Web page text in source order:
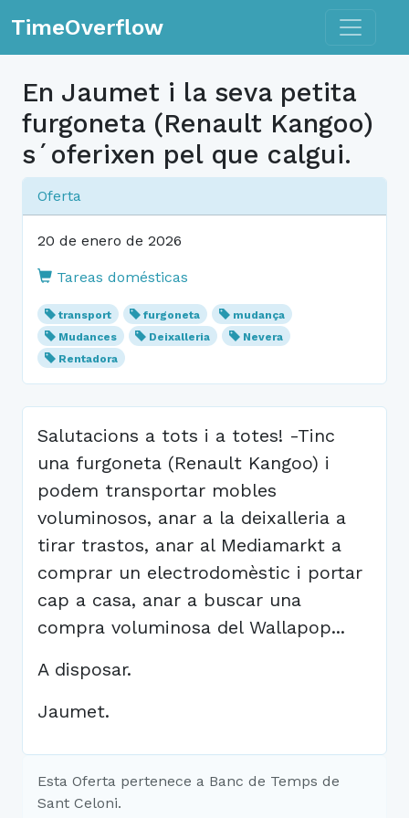
TimeOverflow Toggle
En Jaumet i la seva petita
furgoneta (Renault Kangoo)
s´oferixen pel que calgui.
Oferta
20 de enero de 2026
Tareas domésticas
transport furgoneta
mudança
Mudances
Deixalleria
Nevera
Rentadora
Salutacions a tots i a totes! -Tinc
una furgoneta (Renault Kangoo) i
podem transportar mobles
voluminosos, anar a la deixalleria a
tirar trastos, anar al Mediamarkt a
comprar un electrodomèstic i portar
cap a casa, anar a buscar una
compra voluminosa del Wallapop...
A disposar.
Jaumet.
Esta Oferta pertenece a Banc de Temps de
Sant Celoni.